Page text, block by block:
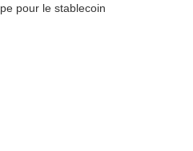
pour le stablecoin